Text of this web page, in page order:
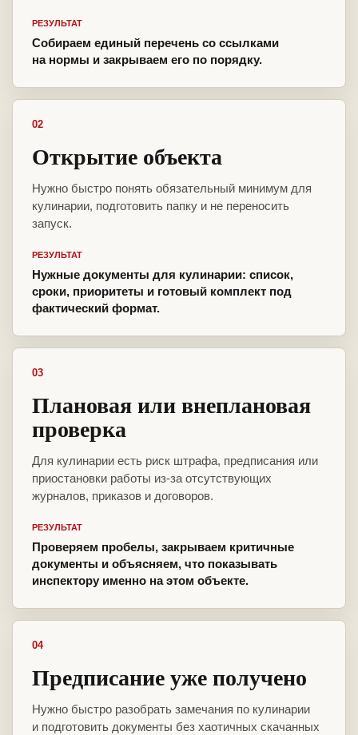
РЕЗУЛЬТАТ
Собираем единый перечень со ссылками
на нормы и закрываем его по порядку.
02
Открытие объекта
Нужно быстро понять обязательный минимум для
кулинарии, подготовить папку и не переносить
запуск.
РЕЗУЛЬТАТ
Нужные документы для кулинарии: список,
сроки, приоритеты и готовый комплект под
фактический формат.
03
Плановая или внеплановая
проверка
Для кулинарии есть риск штрафа, предписания или
приостановки работы из-за отсутствующих
журналов, приказов и договоров.
РЕЗУЛЬТАТ
Проверяем пробелы, закрываем критичные
документы и объясняем, что показывать
инспектору именно на этом объекте.
04
Предписание уже получено
Нужно быстро разобрать замечания по кулинарии
и подготовить документы без хаотичных скачанных